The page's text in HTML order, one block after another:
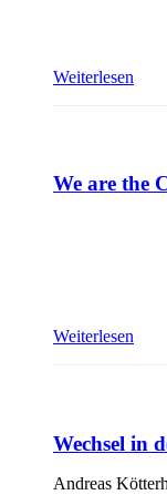
Weiterlesen
We are the
Weiterlesen
Wechsel in
Andreas